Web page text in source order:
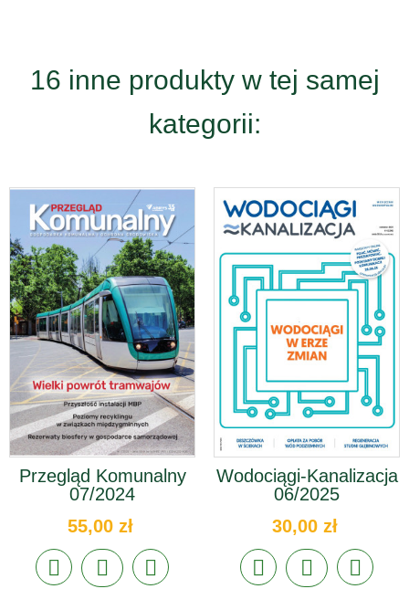
16 inne produkty w tej samej
kategorii:
Przegląd Komunalny
07/2024
55,00 zł
Wodociągi-Kanalizacja
06/2025
30,00 zł